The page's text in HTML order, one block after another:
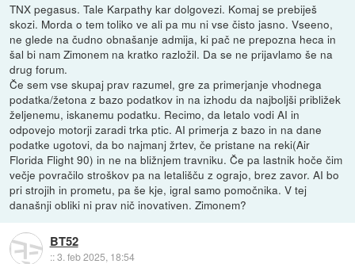
TNX pegasus. Tale Karpathy kar dolgovezi. Komaj se prebiješ
skozi. Morda o tem toliko ve ali pa mu ni vse čisto jasno. Vseeno,
ne glede na čudno obnašanje admija, ki pač ne prepozna heca in
šal bi nam Zimonem na kratko razložil. Da se ne prijavlamo še na
drug forum.
Če sem vse skupaj prav razumel, gre za primerjanje vhodnega
podatka/žetona z bazo podatkov in na izhodu da najboljši približek
željenemu, iskanemu podatku. Recimo, da letalo vodi AI in
odpovejo motorji zaradi trka ptic. AI primerja z bazo in na dane
podatke ugotovi, da bo najmanj žrtev, če pristane na reki(Air
Florida Flight 90) in ne na bližnjem travniku. Če pa lastnik hoče čim
večje povračilo stroškov pa na letališču z ograjo, brez zavor. AI bo
pri strojih in prometu, pa še kje, igral samo pomočnika. V tej
današnji obliki ni prav nič inovativen. Zimonem?
BT52
::3. feb 2025, 18:54